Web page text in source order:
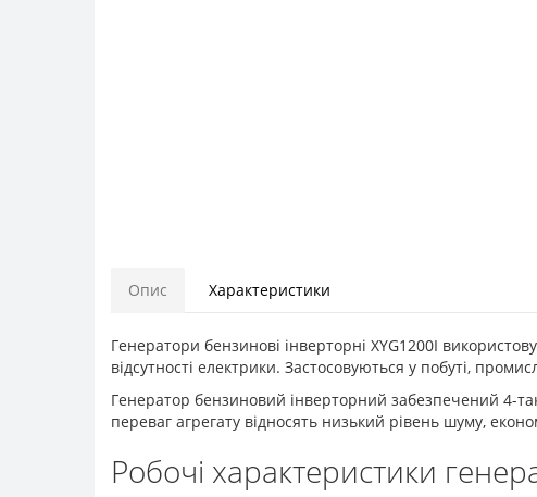
Опис Характеристики
Генератори бензинові інверторні XYG1200I
відсутності електрики. Застосовуються у побуті,
Генератор бензиновий інверторний забезпечений 4-
переваг агрегату відносять низький рівень шуму,
Робочі характеристики